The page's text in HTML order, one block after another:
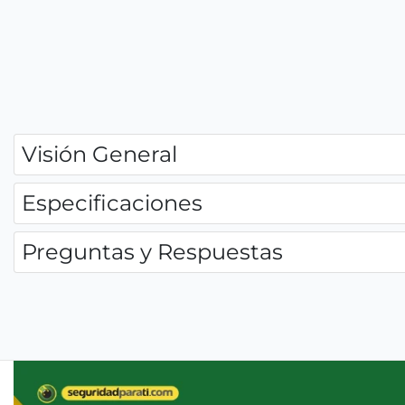
Visión General
Especificaciones
Preguntas y Respuestas